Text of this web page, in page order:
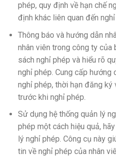
phép, quy định về hạn chế
định khác liên quan đến
Thông báo và hướng dẫn
nhân viên trong công ty
sách nghỉ phép và hiểu rõ
nghỉ phép. Cung cấp hướng
nghỉ phép, thời hạn đăng ký
trước khi nghỉ phép.
Sử dụng hệ thống quản lý
phép một cách hiệu quả,
lý nghỉ phép. Công cụ này
tin về nghỉ phép của nhân